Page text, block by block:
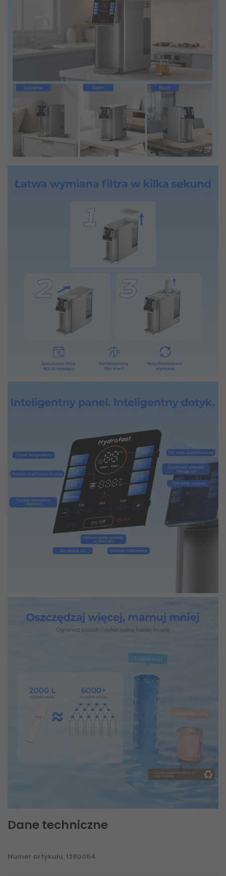
Dane techniczne
Numer artykułu: 1290054